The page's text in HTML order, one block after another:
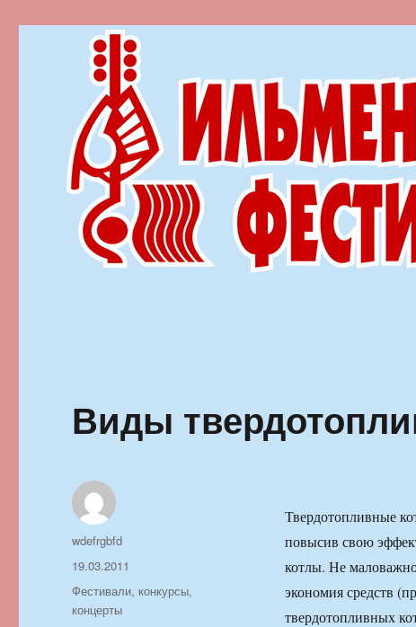
Виды
Твердотопливные
повысив свою
котлы. Не
экономия средств
твердотопливных
Автор
wdefrgbfd
Опубликовано
19.03.2011
Рубрики
Фестивали, конкурсы,
концерты